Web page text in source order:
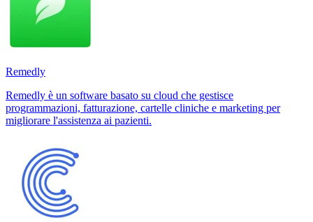
Remedly
Remedly è un software basato su cloud che gestisce
programmazioni, fatturazione, cartelle cliniche e marketing per
migliorare l'assistenza ai pazienti.